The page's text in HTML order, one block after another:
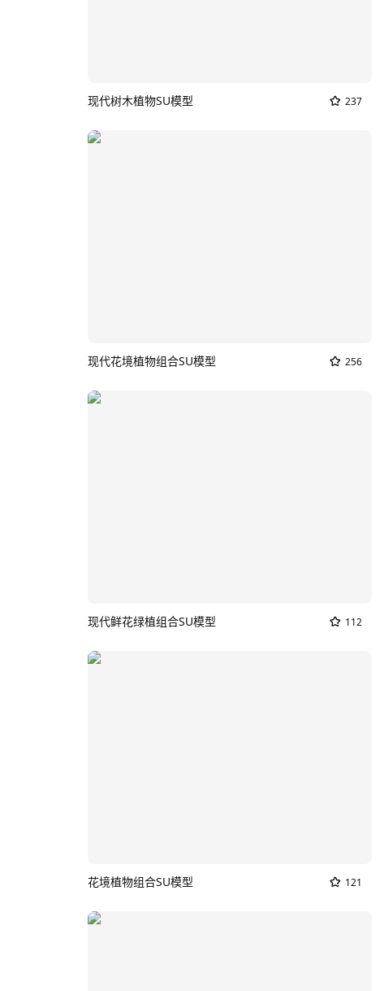
现代树木植物SU模型 237
现代花境植物组合SU模型 256
现代鲜花绿植组合SU模型 112
花境植物组合SU模型 121